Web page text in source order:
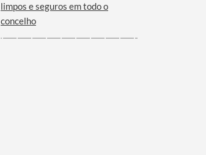
limpos e seguros em todo o
concelho